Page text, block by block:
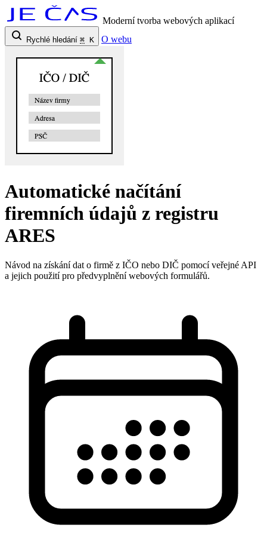
Moderní tvorba webových aplikací
Rychlé hledání ⌘ K O webu
Automatické načítání
firemních údajů z registru
ARES
Návod na získání dat o firmě z IČO nebo DIČ pomocí veřejné API
a jejich použití pro předvyplnění webových formulářů.